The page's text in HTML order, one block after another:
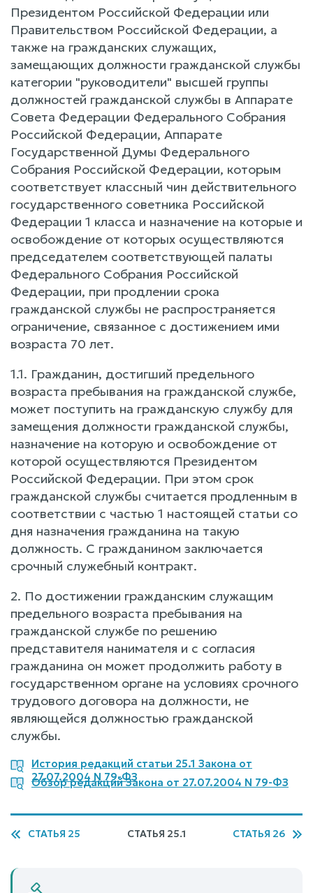
Президентом Российской Федерации или
Правительством Российской Федерации, а
также на гражданских служащих,
замещающих должности гражданской службы
категории "руководители" высшей группы
должностей гражданской службы в Аппарате
Совета Федерации Федерального Собрания
Российской Федерации, Аппарате
Государственной Думы Федерального
Собрания Российской Федерации, которым
соответствует классный чин действительного
государственного советника Российской
Федерации 1 класса и назначение на которые и
освобождение от которых осуществляются
председателем соответствующей палаты
Федерального Собрания Российской
Федерации, при продлении срока
гражданской службы не распространяется
ограничение, связанное с достижением ими
возраста 70 лет.
1.1. Гражданин, достигший предельного
возраста пребывания на гражданской службе,
может поступить на гражданскую службу для
замещения должности гражданской службы,
назначение на которую и освобождение от
которой осуществляются Президентом
Российской Федерации. При этом срок
гражданской службы считается продленным в
соответствии с частью 1 настоящей статьи со
дня назначения гражданина на такую
должность. С гражданином заключается
срочный служебный контракт.
2. По достижении гражданским служащим
предельного возраста пребывания на
гражданской службе по решению
представителя нанимателя и с согласия
гражданина он может продолжить работу в
государственном органе на условиях срочного
трудового договора на должности, не
являющейся должностью гражданской
службы.
История редакций статьи 25.1 Закона от
27.07.2004 N 79-ФЗ
Обзор редакций Закона от 27.07.2004 N 79-ФЗ
СТАТЬЯ 25 СТАТЬЯ 25.1 СТАТЬЯ 26